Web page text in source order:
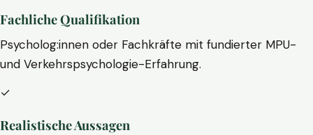
Fachliche Qualifikation
Psycholog:innen oder Fachkräfte mit fundierter MPU-
und Verkehrspsychologie-Erfahrung.
✓
Realistische Aussagen